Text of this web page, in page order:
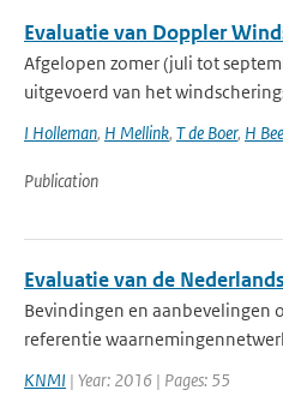
Evaluatie van Doppler
Afgelopen zomer (juli tot
uitgevoerd van het
I Holleman, H Mellink, T de Boer, H
Publication
Evaluatie van de
Bevindingen en aanbevelingen
referentie
KNMI | Year: 2016 | Pages: 55